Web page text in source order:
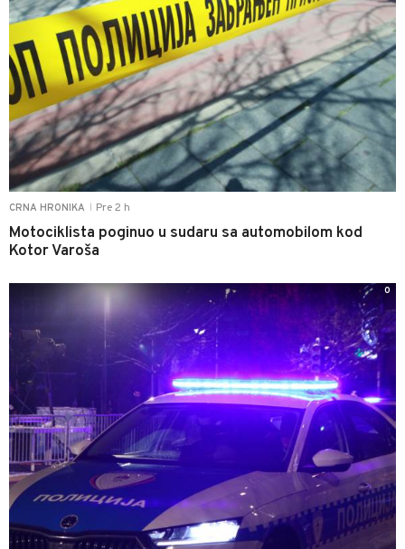
CRNA HRONIKA Pre 2 h
Motociklista poginuo u sudaru sa automobilom kod
Kotor Varoša
0